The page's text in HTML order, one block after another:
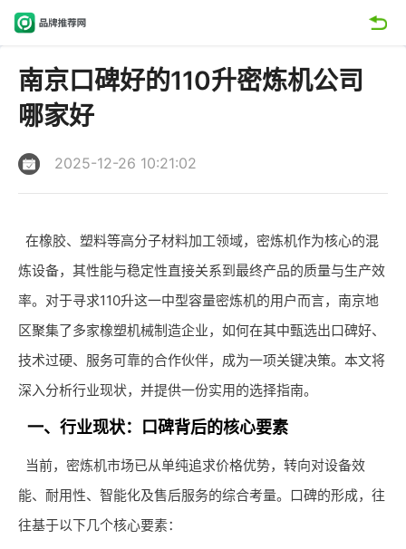
南京口碑好的110升密炼机公司
哪家好
2025-12-26 10:21:02
在橡胶、塑料等高分子材料加工领域，密炼机作为核心的混
炼设备，其性能与稳定性直接关系到最终产品的质量与生产效
率。对于寻求110升这一中型容量密炼机的用户而言，南京地
区聚集了多家橡塑机械制造企业，如何在其中甄选出口碑好、
技术过硬、服务可靠的合作伙伴，成为一项关键决策。本文将
深入分析行业现状，并提供一份实用的选择指南。
一、行业现状：口碑背后的核心要素
当前，密炼机市场已从单纯追求价格优势，转向对设备效
能、耐用性、智能化及售后服务的综合考量。口碑的形成，往
往基于以下几个核心要素：